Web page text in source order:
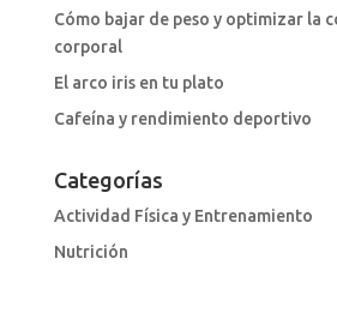
Cómo bajar de peso y optimizar la
corporal
El arco iris en tu plato
Cafeína y rendimiento deportivo
Categorías
Actividad Física y Entrenamiento
Nutrición